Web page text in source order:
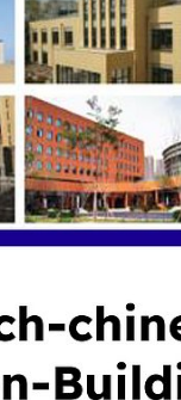
dem
und
In
zahlreiche
ist es,